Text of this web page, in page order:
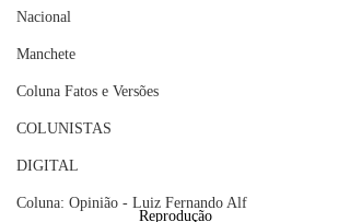
Nacional
Manchete
Coluna Fatos e Versões
COLUNISTAS
DIGITAL
Coluna: Opinião - Luiz Fernando Alf
Reprodução